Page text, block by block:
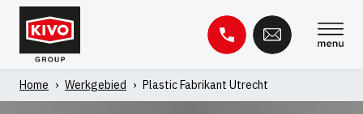
Skip
content
Zoeken
Home › Werkgebied › Plastic Fabrikant Utrecht